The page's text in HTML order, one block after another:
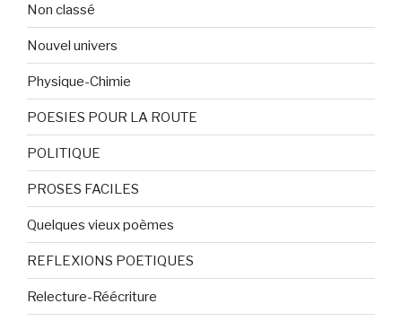
Non classé
Nouvel univers
Physique-Chimie
POESIES POUR LA ROUTE
POLITIQUE
PROSES FACILES
Quelques vieux poèmes
REFLEXIONS POETIQUES
Relecture-Réécriture